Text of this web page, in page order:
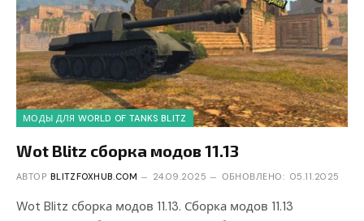
МОДЫ ДЛЯ WORLD OF TANKS BLITZ
Wot Blitz сборка модов 11.13
АВТОР BLITZFOXHUB.COM 24.09.2025 ОБНОВЛЕНО: 05.11.2025
Wot Blitz сборка модов 11.13. Сборка модов 11.13